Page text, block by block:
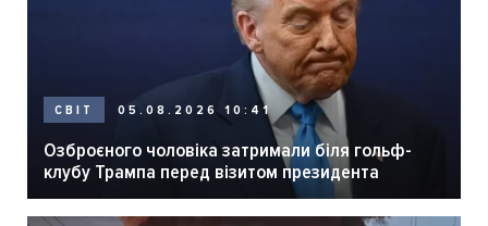
СВІТ 05.08.2026 10:41
Озброєного чоловіка затримали біля гольф-
клубу Трампа перед візитом президента